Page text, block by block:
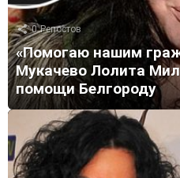
0 Репостов
«Помогаю нашим
Мукачево Лолита
помощи Белгороду